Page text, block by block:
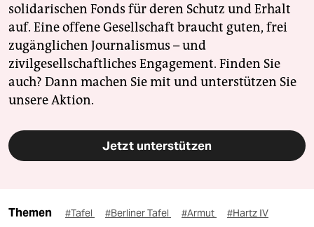
solidarischen Fonds für deren Schutz und Erhalt
auf. Eine offene Gesellschaft braucht guten, frei
zugänglichen Journalismus – und
zivilgesellschaftliches Engagement. Finden Sie
auch? Dann machen Sie mit und unterstützen Sie
unsere Aktion.
Jetzt unterstützen
Themen #Tafel #Berliner Tafel #Armut #Hartz IV